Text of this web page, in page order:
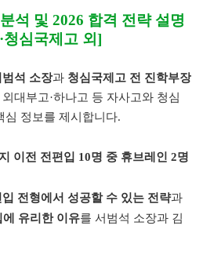
석 및 2026 합격 전략 설명
·청심국제고 외]
석 소장과 청심국제고 전 진학부장
대부고·하나고 등 자사고와 청심
심 정보를 제시합니다.
이전 전편입 10명 중 휴브레인 2명
전형에서 성공할 수 있는 전략과
에 유리한 이유를 서범석 소장과 김